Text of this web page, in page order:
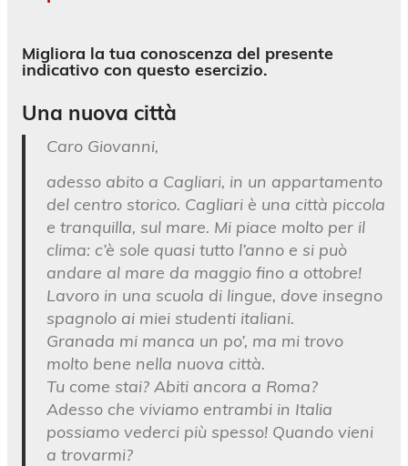
Migliora la tua conoscenza del presente
indicativo con questo esercizio.
Una nuova città
Caro Giovanni,
adesso abito a Cagliari, in un appartamento
del centro storico. Cagliari è una città piccola
e tranquilla, sul mare. Mi piace molto per il
clima: c’è sole quasi tutto l’anno e si può
andare al mare da maggio fino a ottobre!
Lavoro in una scuola di lingue, dove insegno
spagnolo ai miei studenti italiani.
Granada mi manca un po’, ma mi trovo
molto bene nella nuova città.
Tu come stai? Abiti ancora a Roma?
Adesso che viviamo entrambi in Italia
possiamo vederci più spesso! Quando vieni
a trovarmi?